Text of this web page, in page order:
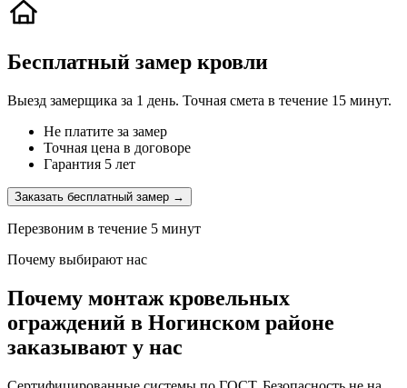
Бесплатный замер кровли
Выезд замерщика за 1 день. Точная смета в течение 15 минут.
Не платите за замер
Точная цена в договоре
Гарантия 5 лет
Заказать бесплатный замер →
Перезвоним в течение 5 минут
Почему выбирают нас
Почему монтаж кровельных
ограждений в Ногинском районе
заказывают у нас